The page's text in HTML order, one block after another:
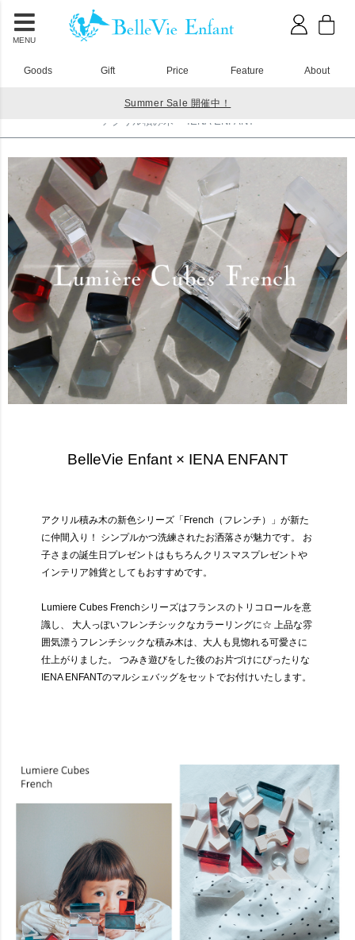
MENU
Goods Gift Price Feature About
Summer Sale 開催中！
アクリル積み木 IENA ENFANT
アクリル積み木 IENA ENFANT
BelleVie Enfant × IENA ENFANT
アクリル積み木の新色シリーズ「French（フレンチ）」が新た
に仲間入り！
シンプルかつ洗練されたお洒落さが魅力です。
お
子さまの誕生日プレゼントはもちろんクリスマスプレゼントや
インテリア雑貨としてもおすすめです。
Lumiere Cubes Frenchシリーズはフランスのトリコロールを意
識し、
大人っぽいフレンチシックなカラーリングに☆ 上品な雰
囲気漂うフレンチシックな積み木は、大人も見惚れる可愛さに
仕上がりました。
つみき遊びをした後のお片づけにぴったりな
IENA ENFANTのマルシェバッグをセットでお付けいたします。